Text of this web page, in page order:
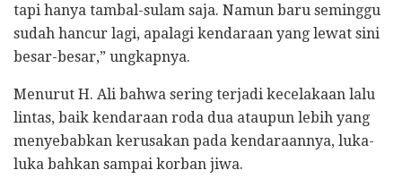
tapi hanya tambal-sulam saja. Namun baru seminggu
sudah hancur lagi, apalagi kendaraan yang lewat sini
besar-besar,” ungkapnya.
Menurut H. Ali bahwa sering terjadi kecelakaan lalu
lintas, baik kendaraan roda dua ataupun lebih yang
menyebabkan kerusakan pada kendaraannya, luka-
luka bahkan sampai korban jiwa.